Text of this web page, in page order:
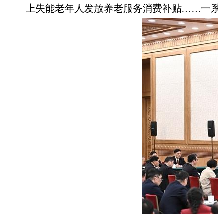
上失能老年人发放养老服务消费补贴……一